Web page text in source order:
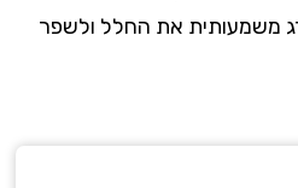
את החלל ולשפר